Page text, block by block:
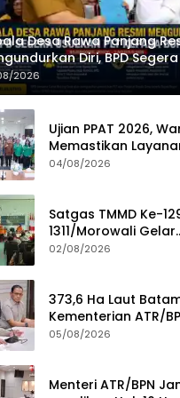
Desa Rawa Panjang
Diri, BPD
kepada Bupati Bogor
2026
Ujian PPAT 2026,
Memastikan
Pertanahan dari
04/08/2026
Satgas TMMD Ke-
1311/Morowali Gelar
Penyuluhan Mitigasi
02/08/2026
373,6 Ha Laut
Kementerian ATR/
Investigasi
05/08/2026
Menteri ATR/BPN